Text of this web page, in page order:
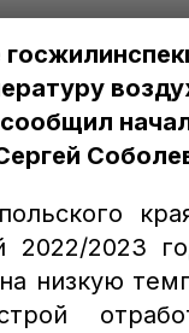
2023
низкую